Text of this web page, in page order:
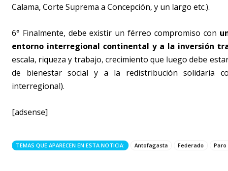
Calama, Corte Suprema a Concepción, y un largo etc.).
6° Finalmente, debe existir un férreo compromiso con
entorno interregional continental y a la inversión
escala, riqueza y trabajo, crecimiento que luego debe
de bienestar social y a la redistribución solidaria
interregional).
[adsense]
TEMAS QUE APARECEN EN ESTA NOTICIA: Antofagasta Federado Paro